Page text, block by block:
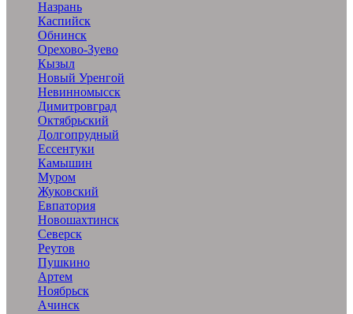
Назрань
Каспийск
Обнинск
Орехово-Зуево
Кызыл
Новый Уренгой
Невинномысск
Димитровград
Октябрьский
Долгопрудный
Ессентуки
Камышин
Муром
Жуковский
Евпатория
Новошахтинск
Северск
Реутов
Пушкино
Артем
Ноябрьск
Ачинск